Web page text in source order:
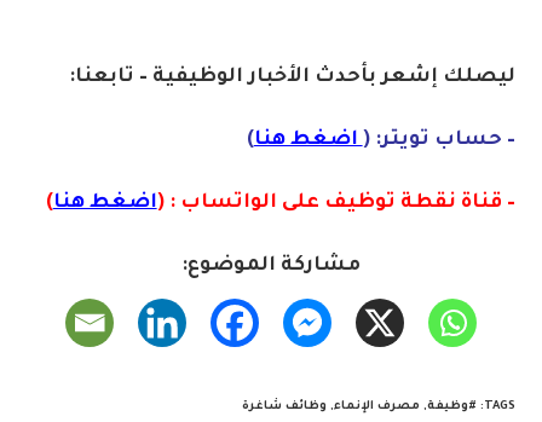
ليصلك إشعربأحدث الأخبار الوظيفية – تابعنا:
– حساب تويتر: ( اضغط هنا)
– قناة نقطة توظيف على الواتساب : (اضغط هنا)
مشاركة الموضوع:
TAGS
: #وظيفة, مصرف الإنماء, وظائف شاغرة